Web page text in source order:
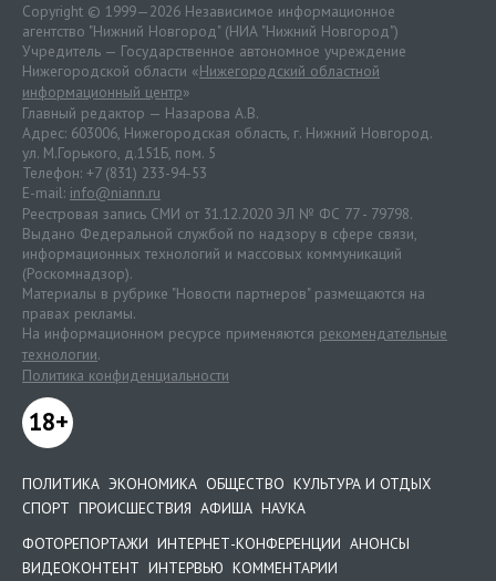
Copyright © 1999—2026 Независимое информационное
агентство "Нижний Новгород" (НИА "Нижний Новгород")
Учредитель — Государственное автономное учреждение
Нижегородской области «Нижегородский областной
информационный центр»
Главный редактор — Назарова А.В.
Адрес: 603006, Нижегородская область, г. Нижний Новгород.
ул. М.Горького, д.151Б, пом. 5
Телефон: +7 (831) 233-94-53
E-mail: info@niann.ru
Реестровая запись СМИ от 31.12.2020 ЭЛ № ФС 77 - 79798.
Выдано Федеральной службой по надзору в сфере связи,
информационных технологий и массовых коммуникаций
(Роскомнадзор).
Материалы в рубрике "Новости партнеров" размещаются на
правах рекламы.
На информационном ресурсе применяются рекомендательные
технологии.
Политика конфиденциальности
18+
ПОЛИТИКА ЭКОНОМИКА ОБЩЕСТВО КУЛЬТУРА И ОТДЫХ
СПОРТ ПРОИСШЕСТВИЯ АФИША НАУКА
ФОТОРЕПОРТАЖИ ИНТЕРНЕТ-КОНФЕРЕНЦИИ АНОНСЫ
ВИДЕОКОНТЕНТ ИНТЕРВЬЮ КОММЕНТАРИИ